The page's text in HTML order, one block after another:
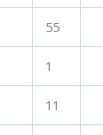
55
1
11